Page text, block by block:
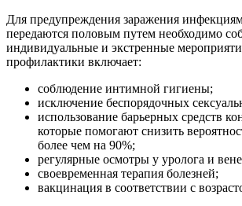
Для предупреждения заражения
передаются половым путем необходимо
индивидуальные и экстренные
профилактики включает:
соблюдение интимной гигиены;
исключение беспорядочных
использование барьерных средств
которые помогают снизить
более чем на 90%;
регулярные осмотры у уролога и
своевременная терапия болезней;
вакцинация в соответствии с